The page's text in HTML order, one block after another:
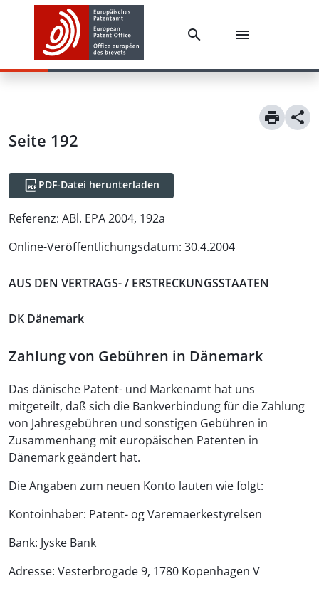
Seite 192
PDF-Datei herunterladen
Referenz: ABl. EPA 2004, 192a
Online-Veröffentlichungsdatum: 30.4.2004
AUS DEN VERTRAGS- / ERSTRECKUNGSSTAATEN
DK Dänemark
Zahlung von Gebühren in Dänemark
Das dänische Patent- und Markenamt hat uns
mitgeteilt, daß sich die Bankverbindung für die Zahlung
von Jahresgebühren und sonstigen Gebühren in
Zusammenhang mit europäischen Patenten in
Dänemark geändert hat.
Die Angaben zum neuen Konto lauten wie folgt:
Kontoinhaber: Patent- og Varemaerkestyrelsen
Bank: Jyske Bank
Adresse: Vesterbrogade 9, 1780 Kopenhagen V